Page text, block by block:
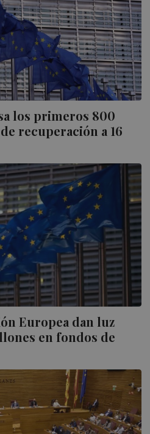
los primeros 800
recuperación a 16
Europea dan luz
en fondos de